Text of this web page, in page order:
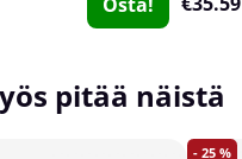
pitää näistä
25